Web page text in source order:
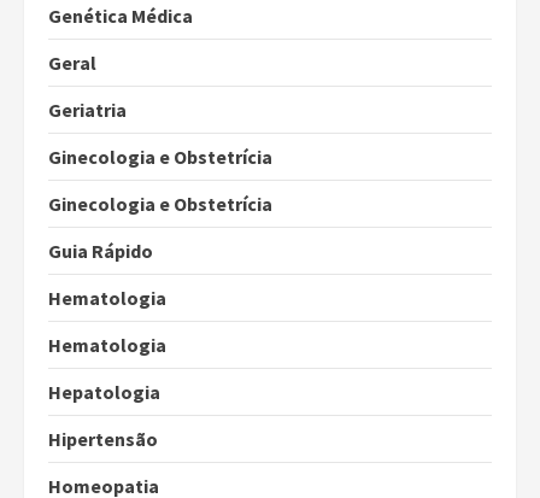
Genética Médica
Geral
Geriatria
Ginecologia e Obstetrícia
Ginecologia e Obstetrícia
Guia Rápido
Hematologia
Hematologia
Hepatologia
Hipertensão
Homeopatia